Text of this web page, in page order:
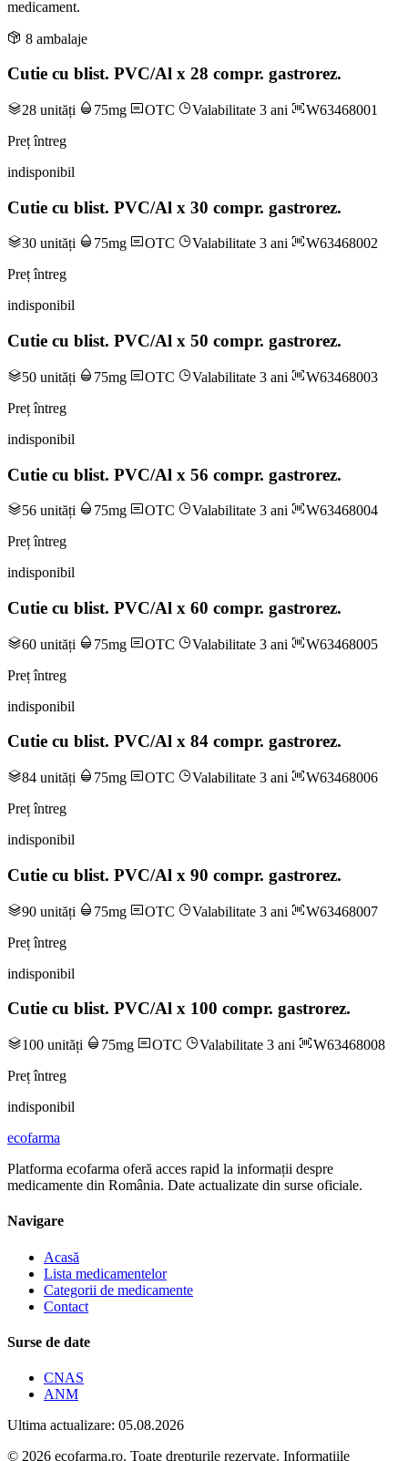
medicament.
8 ambalaje
Cutie cu blist. PVC/Al x 28 compr. gastrorez.
28 unități 75mg OTC Valabilitate 3 ani
W63468001
Preț întreg
indisponibil
Cutie cu blist. PVC/Al x 30 compr. gastrorez.
30 unități 75mg OTC Valabilitate 3 ani
W63468002
Preț întreg
indisponibil
Cutie cu blist. PVC/Al x 50 compr. gastrorez.
50 unități 75mg OTC Valabilitate 3 ani
W63468003
Preț întreg
indisponibil
Cutie cu blist. PVC/Al x 56 compr. gastrorez.
56 unități 75mg OTC Valabilitate 3 ani
W63468004
Preț întreg
indisponibil
Cutie cu blist. PVC/Al x 60 compr. gastrorez.
60 unități 75mg OTC Valabilitate 3 ani
W63468005
Preț întreg
indisponibil
Cutie cu blist. PVC/Al x 84 compr. gastrorez.
84 unități 75mg OTC Valabilitate 3 ani
W63468006
Preț întreg
indisponibil
Cutie cu blist. PVC/Al x 90 compr. gastrorez.
90 unități 75mg OTC Valabilitate 3 ani
W63468007
Preț întreg
indisponibil
Cutie cu blist. PVC/Al x 100 compr. gastrorez.
100 unități 75mg OTC Valabilitate 3 ani
W63468008
Preț întreg
indisponibil
ecofarma
Platforma ecofarma oferă acces rapid la informații despre
medicamente din România. Date actualizate din surse oficiale.
Navigare
Acasă
Lista medicamentelor
Categorii de medicamente
Contact
Surse de date
CNAS
ANM
Ultima actualizare: 05.08.2026
© 2026 ecofarma.ro. Toate drepturile rezervate. Informațiile